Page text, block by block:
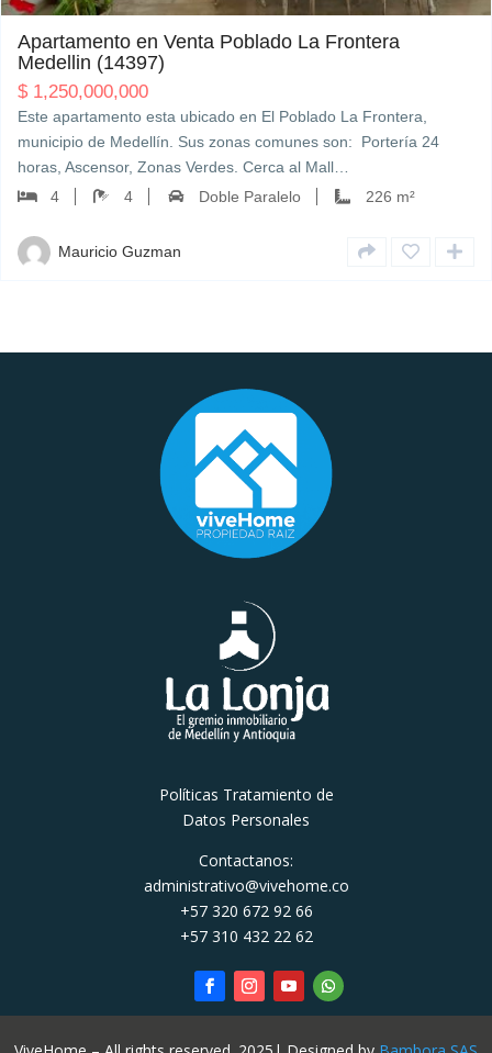
Apartamento en Venta Poblado La Frontera
Medellin (14397)
$ 1,250,000,000
Este apartamento esta ubicado en El Poblado La Frontera,
municipio de Medellín. Sus zonas comunes son: Portería 24
horas, Ascensor, Zonas Verdes. Cerca al Mall…
4
4 Doble Paralelo 226 m²
Mauricio Guzman
Políticas Tratamiento de
Datos Personales
Contactanos:
administrativo@vivehome.co
+57 320 672 92 66
+57 310 432 22 62